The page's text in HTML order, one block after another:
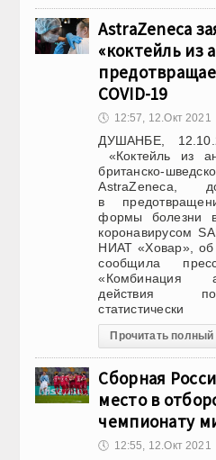
AstraZeneca
«коктейль из
COVID-19
🕔 12:57, 12.Окт 2021
ДУШАНБЕ,
«Коктейль из
британско-
AstraZeneca,
в
формы болезни в
коронавирусом
НИАТ «Ховар», об
сообщила
«Комбинация
действия
статистически
Прочитать полный
Сборная
место в
чемпионату
🕔 12:55, 12.Окт 2021